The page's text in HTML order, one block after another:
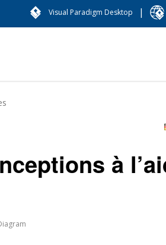
Visual Paradigm Desktop |
à